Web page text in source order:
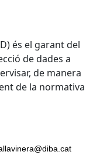
és el garant del
de dades a
de manera
de la normativa